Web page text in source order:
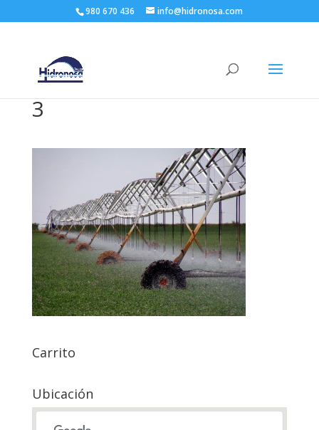
980 670 436 info@hidronosa.com
3
Carrito
Ubicación